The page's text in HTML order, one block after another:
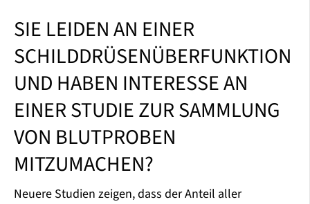
SIE LEIDEN AN EINER
SCHILDDRÜSENÜBERFUNKTION
UND HABEN INTERESSE AN
EINER STUDIE ZUR SAMMLUNG
VON BLUTPROBEN
MITZUMACHEN?
Neuere Studien zeigen, dass der Anteil aller